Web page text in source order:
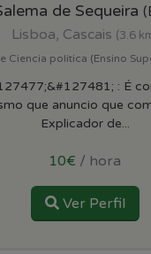
de Sequeira
Lisboa, Cascais (3.6
Ciencia politica (Ensino
: É
que anuncio que
Explicador de...
10€ / hora
Ver Perfil